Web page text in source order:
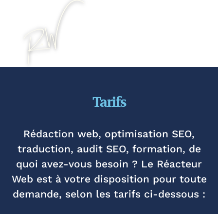
Tarifs
Rédaction web, optimisation SEO,
traduction, audit SEO, formation, de
quoi avez-vous besoin ? Le Réacteur
Web est à votre disposition pour toute
demande, selon les tarifs ci-dessous :